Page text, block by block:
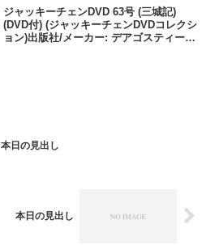
ジャッキーチェンDVD 63号 (三城記)
(DVD付) (ジャッキーチェンDVDコレクシ
ョン)出版社/メーカー: デアゴスティー
本日の見出し
本日の見出し